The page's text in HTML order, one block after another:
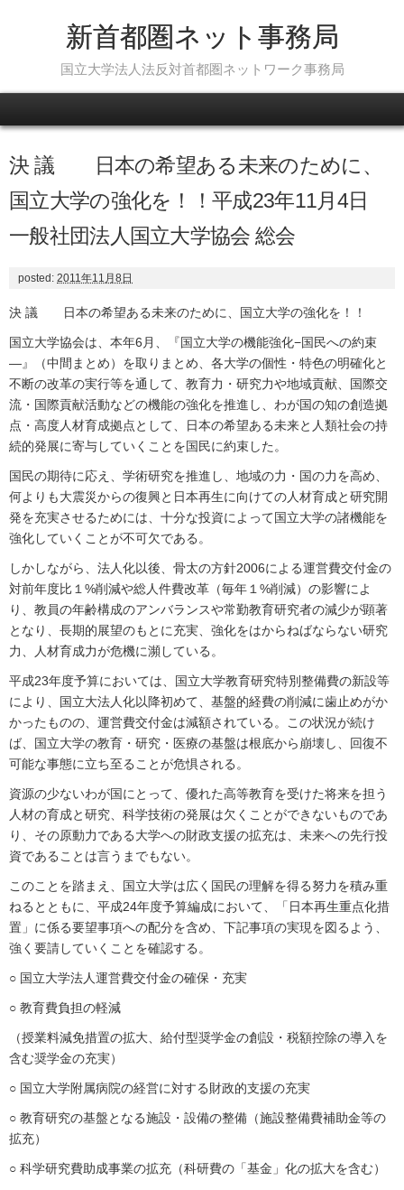
新首都圏ネット事務局
国立大学法人法反対首都圏ネットワーク事務局
決 議 日本の希望ある未来のために、
国立大学の強化を！！平成23年11月4日
一般社団法人国立大学協会 総会
posted: 2011年11月8日
決 議 日本の希望ある未来のために、国立大学の強化を！！
国立大学協会は、本年6月、『国立大学の機能強化−国民への約束
—』（中間まとめ）を取りまとめ、各大学の個性・特色の明確化と
不断の改革の実行等を通して、教育力・研究力や地域貢献、国際交
流・国際貢献活動などの機能の強化を推進し、わが国の知の創造拠
点・高度人材育成拠点として、日本の希望ある未来と人類社会の持
続的発展に寄与していくことを国民に約束した。
国民の期待に応え、学術研究を推進し、地域の力・国の力を高め、
何よりも大震災からの復興と日本再生に向けての人材育成と研究開
発を充実させるためには、十分な投資によって国立大学の諸機能を
強化していくことが不可欠である。
しかしながら、法人化以後、骨太の方針2006による運営費交付金の
対前年度比１%削減や総人件費改革（毎年１%削減）の影響によ
り、教員の年齢構成のアンバランスや常勤教育研究者の減少が顕著
となり、長期的展望のもとに充実、強化をはからねばならない研究
力、人材育成力が危機に瀕している。
平成23年度予算においては、国立大学教育研究特別整備費の新設等
により、国立大法人化以降初めて、基盤的経費の削減に歯止めがか
かったものの、運営費交付金は減額されている。この状況が続け
ば、国立大学の教育・研究・医療の基盤は根底から崩壊し、回復不
可能な事態に立ち至ることが危惧される。
資源の少ないわが国にとって、優れた高等教育を受けた将来を担う
人材の育成と研究、科学技術の発展は欠くことができないものであ
り、その原動力である大学への財政支援の拡充は、未来への先行投
資であることは言うまでもない。
このことを踏まえ、国立大学は広く国民の理解を得る努力を積み重
ねるとともに、平成24年度予算編成において、「日本再生重点化措
置」に係る要望事項への配分を含め、下記事項の実現を図るよう、
強く要請していくことを確認する。
○ 国立大学法人運営費交付金の確保・充実
○ 教育費負担の軽減
（授業料減免措置の拡大、給付型奨学金の創設・税額控除の導入を
含む奨学金の充実）
○ 国立大学附属病院の経営に対する財政的支援の充実
○ 教育研究の基盤となる施設・設備の整備（施設整備費補助金等の
拡充）
○ 科学研究費助成事業の拡充（科研費の「基金」化の拡大を含む）